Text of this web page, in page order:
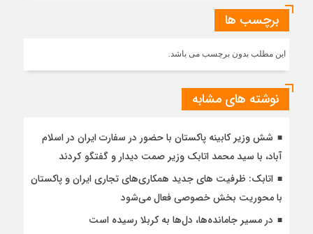
ایمنی
طرح
جامع
می
شود
برچسب ها
این مطلب بدون برچسب می باشد.
نوشته های مشابه
شش وزیر کابینه پاکستان با حضور در سفارت ایران در اسلام
آباد، با سيد محمد اتابك وزير صمت ديدار و گفتگو كردند
اتابک: ظرفیت های جدید همکاری‌های تجاری ایران و پاکستان
با محوریت بخش خصوصی فعال می‌شود
در مسیر جا‌مانده‌ها، دل‌ها به کربلا رسیده است